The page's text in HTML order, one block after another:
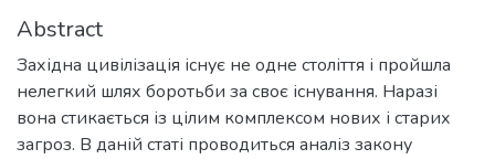
Abstract
Західна цивілізація існує не одне століття і пройшла
нелегкий шлях боротьби за своє існування. Наразі
вона стикається із цілим комплексом нових і старих
загроз. В даній статі проводиться аналіз закону